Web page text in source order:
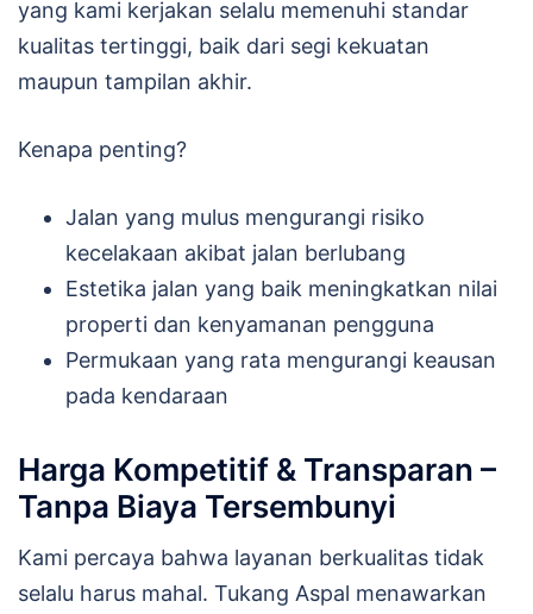
yang kami kerjakan selalu memenuhi standar
kualitas tertinggi, baik dari segi kekuatan
maupun tampilan akhir.
Kenapa penting?
Jalan yang mulus mengurangi risiko
kecelakaan akibat jalan berlubang
Estetika jalan yang baik meningkatkan nilai
properti dan kenyamanan pengguna
Permukaan yang rata mengurangi keausan
pada kendaraan
Harga Kompetitif & Transparan –
Tanpa Biaya Tersembunyi
Kami percaya bahwa layanan berkualitas tidak
selalu harus mahal. Tukang Aspal menawarkan